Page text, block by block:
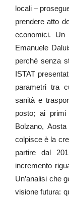
locali –
prendere atto
economici.
Emanuele
perché senza
ISTAT
parametri tra
sanità e
posto; ai
Bolzano,
colpisce è la
partire dal
incremento
Un’analisi che
visione futura: